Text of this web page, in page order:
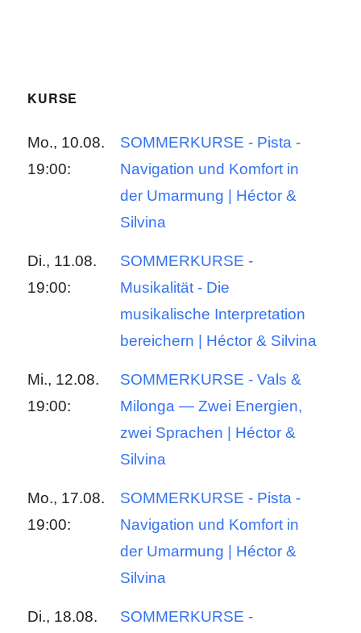
KURSE
Mo., 10.08.
19:00:
SOMMERKURSE - Pista -
Navigation und Komfort in
der Umarmung | Héctor &
Silvina
Di., 11.08.
19:00:
SOMMERKURSE -
Musikalität - Die
musikalische Interpretation
bereichern | Héctor & Silvina
Mi., 12.08.
19:00:
SOMMERKURSE - Vals &
Milonga — Zwei Energien,
zwei Sprachen | Héctor &
Silvina
Mo., 17.08.
19:00:
SOMMERKURSE - Pista -
Navigation und Komfort in
der Umarmung | Héctor &
Silvina
Di., 18.08.
SOMMERKURSE -